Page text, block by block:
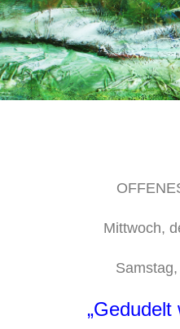
Mittwoch,
„Gedudelt